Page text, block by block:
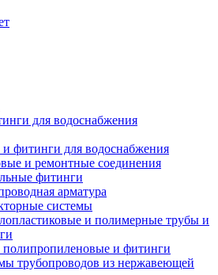
для водоснабжения
фитинги для водоснабжения
и ремонтные соединения
фитинги
арматура
системы
и полимерные трубы и
и фитинги
трубопроводов из нержавеющей